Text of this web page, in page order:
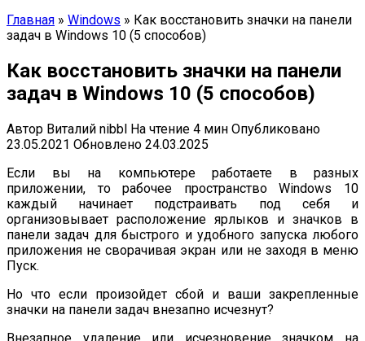
Главная » Windows » Как восстановить значки на панели
задач в Windows 10 (5 способов)
Как восстановить значки на панели
задач в Windows 10 (5 способов)
Автор Виталий nibbl На чтение 4 мин Опубликовано
23.05.2021 Обновлено 24.03.2025
Если вы на компьютере работаете в разных
приложении, то рабочее пространство Windows 10
каждый начинает подстраивать под себя и
организовывает расположение ярлыков и значков в
панели задач для быстрого и удобного запуска любого
приложения не сворачивая экран или не заходя в меню
Пуск.
Но что если произойдет сбой и ваши закрепленные
значки на панели задач внезапно исчезнут?